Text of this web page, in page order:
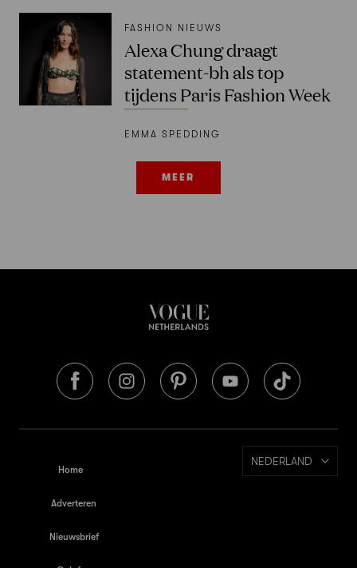
FASHION NIEUWS
Alexa Chung draagt
statement-bh als top
tijdens Paris Fashion Week
EMMA SPEDDING
MEER
Home
Adverteren
Nieuwsbrief
NEDERLAND